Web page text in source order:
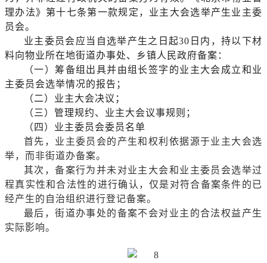
理办法》第十七条第一款规定，业主大会选举产生业主委
员会。
业主委员会应当自选举产生之日起30日内，持以下材
料向物业所在地街道办事处、乡镇人民政府备案 ：
（一）筹备组出具并由组长签字的业主大会成立和业
主委员会选举情况的报告；
（二）业主大会决议；
（三）管理规约、业主大会议事规则；
（四）业主委员会委员名单
首先，业主委员会的产生和权利依据源于业主大会选
举，而非街道办备案。
其次，备案行为并未对业主大会和业主委员会选举过
程真实性和合法性的进行确认，仅是对符合备案条件的已
经产生的自治组织进行登记备案。
最后，街道办事处的备案不会对业主的合法权益产生
实际影响。